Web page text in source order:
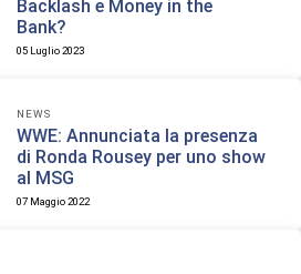
Backlash e Money in the
Bank?
05 Luglio 2023
NEWS
WWE: Annunciata la presenza
di Ronda Rousey per uno show
al MSG
07 Maggio 2022